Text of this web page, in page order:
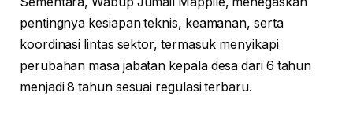
pentingnya kesiapan teknis, keamanan, serta
koordinasi lintas sektor, termasuk menyikapi
perubahan masa jabatan kepala desa dari 6 tahun
menjadi 8 tahun sesuai regulasi terbaru.